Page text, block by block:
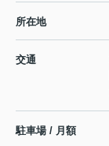
所在地
交通
駐車場 / 月額